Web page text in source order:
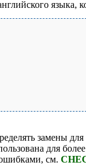
языка,
замены
для
см.